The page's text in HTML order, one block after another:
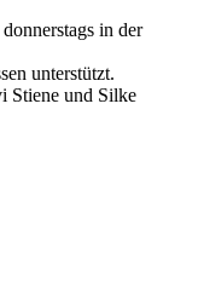
in der
unterstützt.
Stiene und Silke